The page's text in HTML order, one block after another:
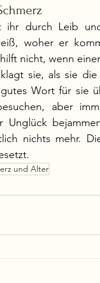
ihr durch Leib
woher er
nicht, wenn
sie, als sie
Wort für sie
aber
Unglück
nichts mehr.
und Alter